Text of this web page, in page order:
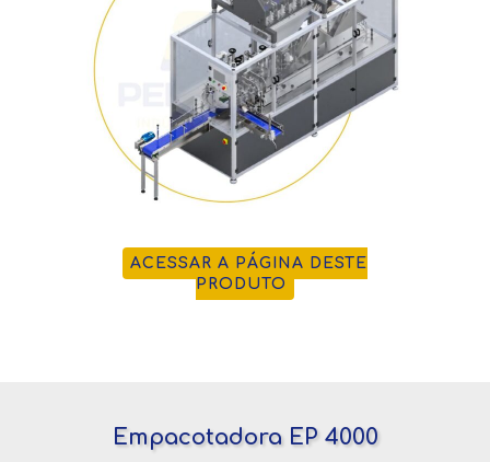
ACESSAR A PÁGINA DESTE
PRODUTO
Empacotadora EP 4000